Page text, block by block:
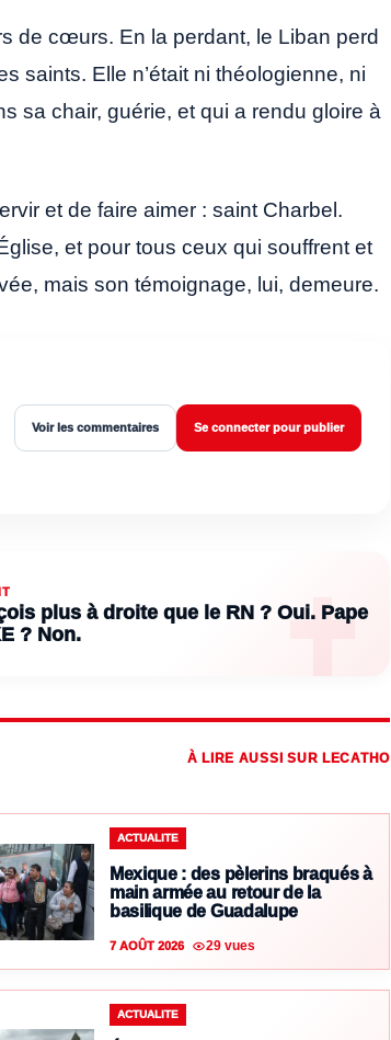
de cœurs. En la perdant, le Liban perd
saints. Elle n’était ni théologienne, ni
sa chair, guérie, et qui a rendu gloire à
et de faire aimer : saint Charbel.
et pour tous ceux qui souffrent et
mais son témoignage, lui, demeure.
Voir les commentaires Se connecter pour publier
plus à droite que le RN ? Oui. Pape
? Non.
À LIRE AUSSI SUR LECATHO
ACTUALITE
Mexique : des pèlerins braqués à
main armée au retour de la
basilique de Guadalupe
7 AOÛT 2026 29 vues
ACTUALITE